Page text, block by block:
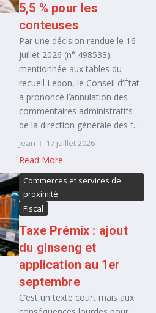
5,5 % pour les
conteuses
Par une décision rendue le 16
juillet 2026 (n° 498533),
mentionnée aux tables du
recueil Lebon, le Conseil d’État
a prononcé l’annulation des
commentaires administratifs
de la direction générale des f...
Jean 17 juillet 2026
Read More
Commerces et services de
proximité
Fiscal
Taxe Prémix : ajout
du ginseng et
application au 1er
septembre
C’est un texte court mais aux